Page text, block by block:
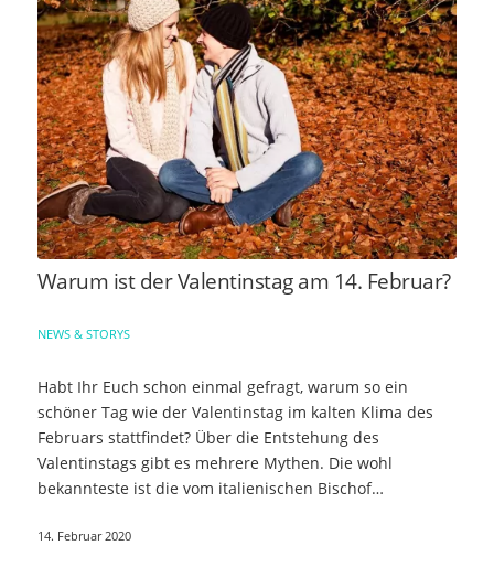
Warum ist der Valentinstag am 14. Februar?
NEWS & STORYS
Habt Ihr Euch schon einmal gefragt, warum so ein
schöner Tag wie der Valentinstag im kalten Klima des
Februars stattfindet? Über die Entstehung des
Valentinstags gibt es mehrere Mythen. Die wohl
bekannteste ist die vom italienischen Bischof…
14. Februar 2020